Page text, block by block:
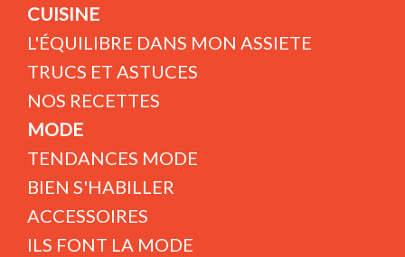
CUISINE
L'ÉQUILIBRE DANS MON ASSIETE
TRUCS ET ASTUCES
NOS RECETTES
MODE
TENDANCES MODE
BIEN S'HABILLER
ACCESSOIRES
ILS FONT LA MODE